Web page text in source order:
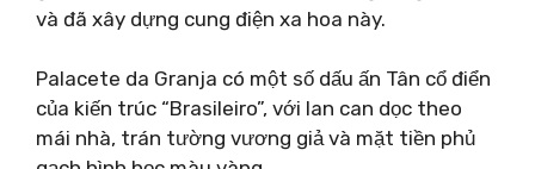
và đã xây dựng cung điện xa hoa này.
Palacete da Granja có một số dấu ấn Tân cổ điển
của kiến ​​trúc “Brasileiro”, với lan can dọc theo
mái nhà, trán tường vương giả và mặt tiền phủ